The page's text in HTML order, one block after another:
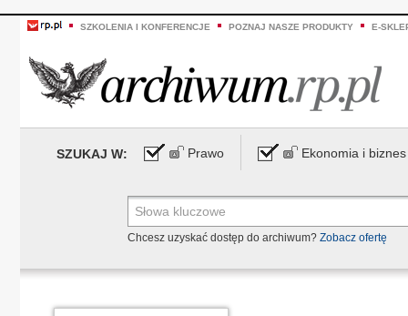
SZKOLENIA I KONFERENCJE POZNAJ NASZE PRODUKTY E-
SZUKAJ W: Prawo Ekonomia i biznes
Chcesz uzyskać dostęp do archiwum? Zobacz ofertę